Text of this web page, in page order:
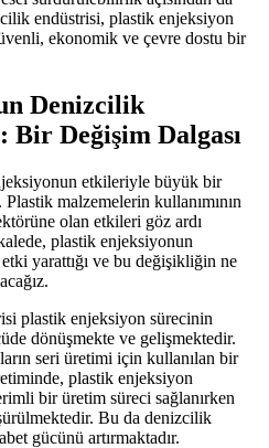
endüstrisi, plastik enjeksiyon
ekonomik ve çevre dostu bir
Denizcilik
Değişim Dalgası
etkileriyle büyük bir
malzemelerin kullanımının
olan etkileri göz ardı
plastik enjeksiyonun
yarattığı ve bu değişikliğin ne
plastik enjeksiyon sürecinin
dönüşmekte ve gelişmektedir.
seri üretimi için kullanılan bir
plastik enjeksiyon
bir üretim süreci sağlanırken
Bu da denizcilik
gücünü artırmaktadır.